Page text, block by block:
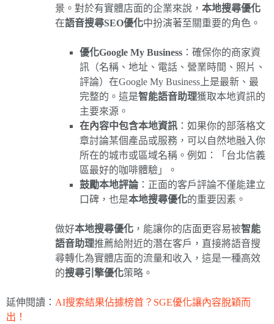
景。對於有實體店面的企業來說， 本地搜尋優化
在語音搜尋SEO優化中扮演著至關重要的角色。
優化Google My Business ：確保你的商家資
訊（名稱、地址、電話、營業時間、照片、
評論）在Google My Business上是最新、最
完整的。這是智能語音助理獲取本地資訊的
主要來源。
在內容中包含本地資訊 ：如果你的部落格文
章討論某個產品或服務，可以自然地融入你
所在的城市或區域名稱。例如：「台北信義
區最好的咖啡體驗」。
鼓勵本地評論 ：正面的客戶評論不僅能建立
口碑，也是本地搜尋優化的重要因素。
做好本地搜尋優化 ，能讓你的店面更容易被智能
語音助理推薦給附近的潛在客戶，直接將語音搜
尋轉化為實體店面的流量和收入，這是一種高效
的搜尋引擎優化策略。
延伸閱讀： AI搜索結果佔據榜首？SGE優化讓內容脫穎而
出！